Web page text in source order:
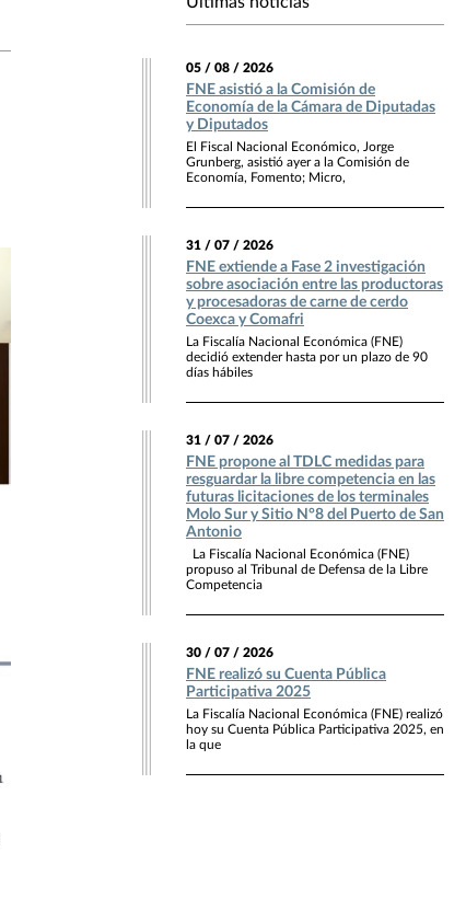
05 / 08 / 2026
FNE asistió a la Comisión de
Economía de la Cámara de Diputadas
y Diputados
El Fiscal Nacional Económico, Jorge
Grunberg, asistió ayer a la Comisión de
Economía, Fomento; Micro,
31 / 07 / 2026
FNE extiende a Fase 2 investigación
sobre asociación entre las productoras
y procesadoras de carne de cerdo
Coexca y Comafri
La Fiscalía Nacional Económica (FNE)
decidió extender hasta por un plazo de 90
días hábiles
31 / 07 / 2026
FNE propone al TDLC medidas para
resguardar la libre competencia en las
futuras licitaciones de los terminales
Molo Sur y Sitio N°8 del Puerto de San
Antonio
La Fiscalía Nacional Económica (FNE)
propuso al Tribunal de Defensa de la Libre
Competencia
30 / 07 / 2026
FNE realizó su Cuenta Pública
Participativa 2025
La Fiscalía Nacional Económica (FNE) realizó
hoy su Cuenta Pública Participativa 2025, en
la que